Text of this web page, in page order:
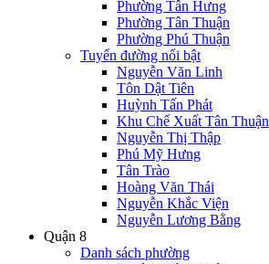
Phường Tân Hưng
Phường Tân Thuận
Phường Phú Thuận
Tuyến đường nổi bật
Nguyễn Văn Linh
Tôn Dật Tiên
Huỳnh Tấn Phát
Khu Chế Xuất Tân Thuận
Nguyễn Thị Thập
Phú Mỹ Hưng
Tân Trào
Hoàng Văn Thái
Nguyễn Khắc Viện
Nguyễn Lương Bằng
Quận 8
Danh sách phường